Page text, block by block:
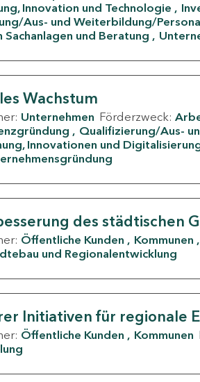
Innovation und Technologie
Aus- und Weiterbildung/
Sachanlagen und Beratung
Wachstum
Unternehmen Förderzweck:
Qualifizierung/Aus-
Innovationen und
des städtischen
Öffentliche Kunden Kommunen
und Regionalentwicklung
Initiativen für regionale
Öffentliche Kunden Kommunen